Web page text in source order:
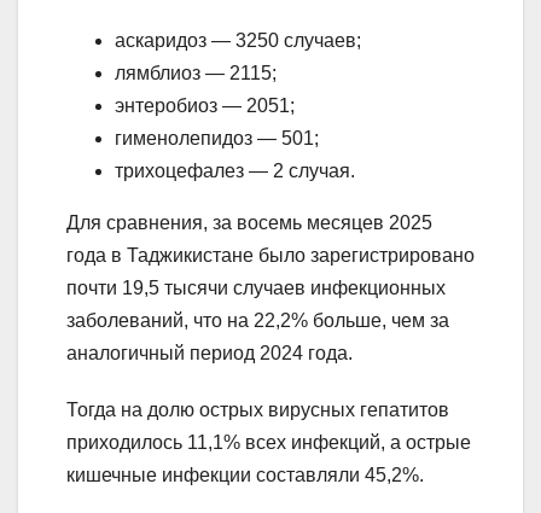
аскаридоз — 3250 случаев;
лямблиоз — 2115;
энтеробиоз — 2051;
гименолепидоз — 501;
трихоцефалез — 2 случая.
Для сравнения, за восемь месяцев 2025
года в Таджикистане было зарегистрировано
почти 19,5 тысячи случаев инфекционных
заболеваний, что на 22,2% больше, чем за
аналогичный период 2024 года.
Тогда на долю острых вирусных гепатитов
приходилось 11,1% всех инфекций, а острые
кишечные инфекции составляли 45,2%.